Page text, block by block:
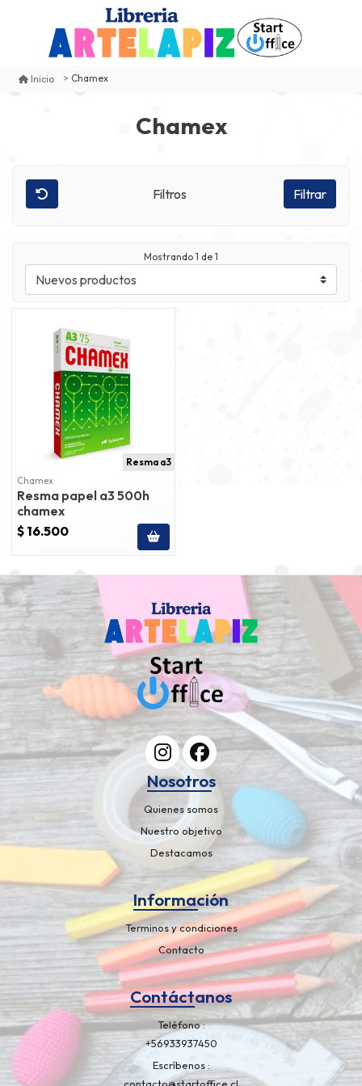
Inicio Chamex
Chamex
Filtros Filtrar
Mostrando 1 de 1
Resma a3
Chamex
Resma papel a3 500h
chamex
$ 16.500
Nosotros
Quienes somos
Nuestro objetivo
Destacamos
Información
Terminos y condiciones
Contacto
Contáctanos
Teléfono
+56933937450
Escríbenos